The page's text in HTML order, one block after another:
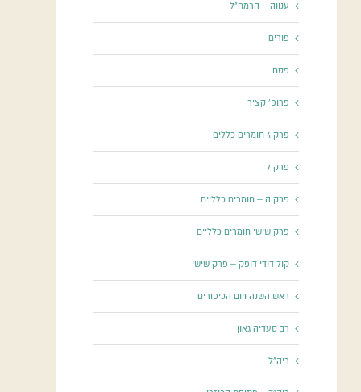
ענווה – הרמח"ל
פורים
פסח
פרופ' קציר
פרק 4 חומרים כללים
פרק 7
פרק ה – חומרים כלליים
פרק שישי חומרים כלליים
קול דודי דופק – פרק שישי
ראש השנה ויום הכיפורים
רב סעדיה גאון
ריה"ל